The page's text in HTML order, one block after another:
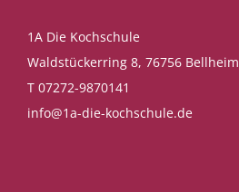
1A Die Kochschule
Waldstückerring 8, 76756 Bellheim
T 07272-9870141
info@1a-die-kochschule.de